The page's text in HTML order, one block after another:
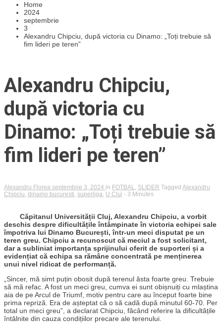
Home
2024
septembrie
3
Alexandru Chipciu, după victoria cu Dinamo: „Toți trebuie să
fim lideri pe teren”
Alexandru Chipciu,
după victoria cu
Dinamo: „Toți trebuie să
fim lideri pe teren”
Alexandru Florea septembrie 3, 2024 in FOTBAL SLIDER Tagged Alexandru
Chipciu dinamo bucuresti superliga U Cluj - 3 Minutes
Căpitanul Universității Cluj, Alexandru Chipciu, a vorbit
deschis despre dificultățile întâmpinate în victoria echipei sale
împotriva lui Dinamo București, într-un meci disputat pe un
teren greu. Chipciu a recunoscut că meciul a fost solicitant,
dar a subliniat importanța sprijinului oferit de suporteri și a
evidențiat că echipa sa rămâne concentrată pe menținerea
unui nivel ridicat de performanță.
„Sincer, mă simt puțin obosit după terenul ăsta foarte greu. Trebuie
să mă refac. A fost un meci greu, cumva ei sunt obișnuiți cu mlaștina
aia de pe Arcul de Triumf, motiv pentru care au început foarte bine
prima repriză. Era de așteptat că o să cadă după minutul 60-70. Per
total un meci greu”, a declarat Chipciu, făcând referire la dificultățile
întâlnite din cauza condițiilor precare ale terenului.